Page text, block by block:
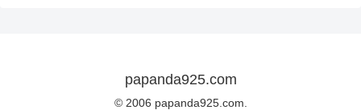
papanda925.com
© 2006 papanda925.com.